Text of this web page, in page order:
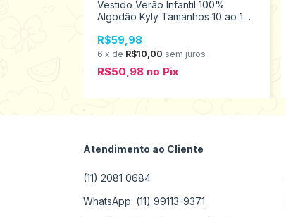
Vestido Verão Infantil 100%
Algodão Kyly Tamanhos 10 ao 16
R$59,98
6 x de R$10,00 sem juros
R$50,98 no Pix
Atendimento ao Cliente
(11) 2081 0684
WhatsApp: (11) 99113-9371